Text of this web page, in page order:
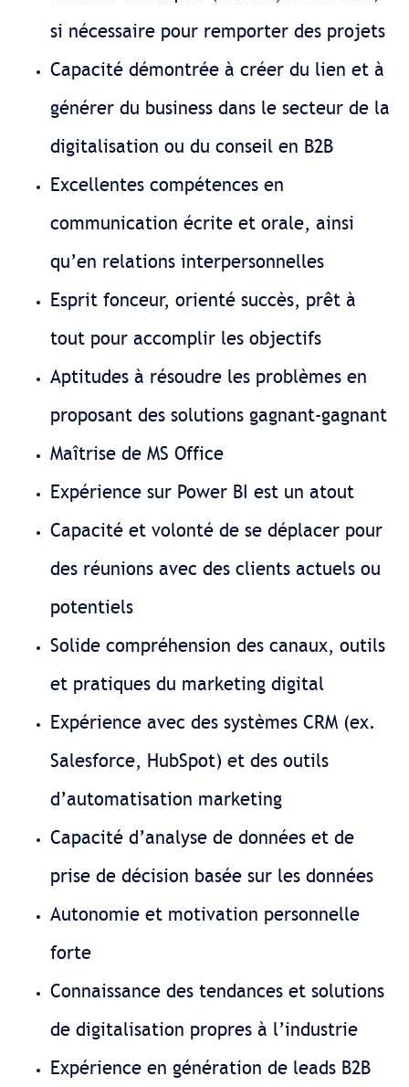
si nécessaire pour remporter des projets
Capacité démontrée à créer du lien et à
générer du business dans le secteur de la
digitalisation ou du conseil en B2B
Excellentes compétences en
communication écrite et orale, ainsi
qu’en relations interpersonnelles
Esprit fonceur, orienté succès, prêt à
tout pour accomplir les objectifs
Aptitudes à résoudre les problèmes en
proposant des solutions gagnant-gagnant
Maîtrise de MS Office
Expérience sur Power BI est un atout
Capacité et volonté de se déplacer pour
des réunions avec des clients actuels ou
potentiels
Solide compréhension des canaux, outils
et pratiques du marketing digital
Expérience avec des systèmes CRM (ex.
Salesforce, HubSpot) et des outils
d’automatisation marketing
Capacité d’analyse de données et de
prise de décision basée sur les données
Autonomie et motivation personnelle
forte
Connaissance des tendances et solutions
de digitalisation propres à l’industrie
Expérience en génération de leads B2B